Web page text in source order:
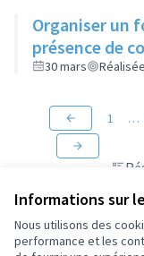
Informations sur
Nous utilisons des
performance et les
Organiser un
présence de
30 mars Réalisée
1 …